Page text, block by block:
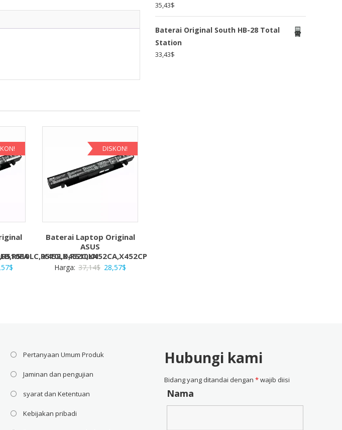
$
DISKON!
Baterai Laptop Original
ASUS
X452,X452C,X452CA,X452CP
Harga: 37,14$ Harga
28,57$
35,43$
Baterai Original South HB-28 Total
Station
33,43$
Pertanyaan Umum Produk
Jaminan dan pengujian
syarat dan Ketentuan
Kebijakan pribadi
Hubungi kami
Bidang yang ditandai dengan*wajib diisi
Nama